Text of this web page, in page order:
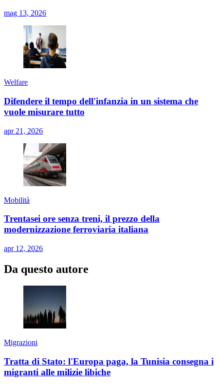
mag 13, 2026
Welfare
Difendere il tempo dell'infanzia in un sistema che
vuole misurare tutto
apr 21, 2026
Mobilità
Trentasei ore senza treni, il prezzo della
modernizzazione ferroviaria italiana
apr 12, 2026
Da questo autore
Migrazioni
Tratta di Stato: l'Europa paga, la Tunisia consegna i
migranti alle milizie libiche